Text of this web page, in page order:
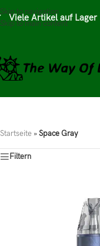
Skip to navigation
Skip to main content
Viele Artikel auf Lager
Startseite »Space Gray
Filtern